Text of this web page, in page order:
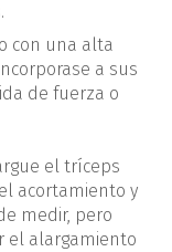
con una alta
a sus
de fuerza o
el tríceps
acortamiento y
medir, pero
el alargamiento